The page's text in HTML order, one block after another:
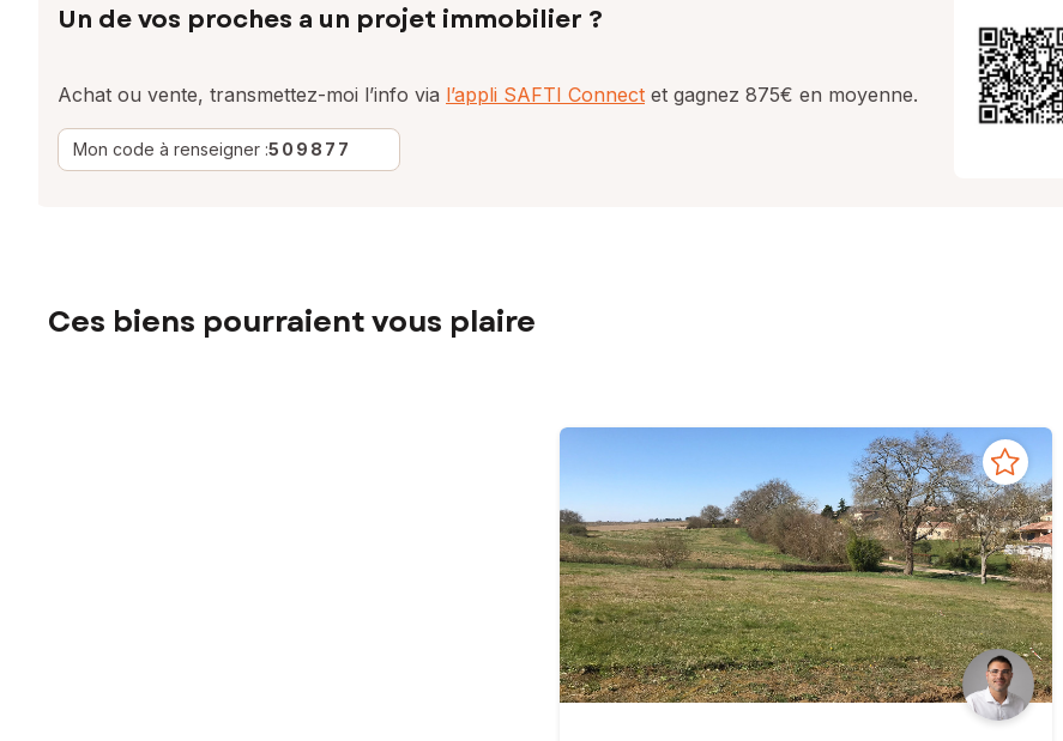
Un de vos proches a un projet immobilier ?
Achat ou vente, transmettez-moi l’info via l’appli SAFTI Connect et gagnez 875€ en moyenne.
Mon code à renseigner :509877
Ces biens pourraient vous plaire